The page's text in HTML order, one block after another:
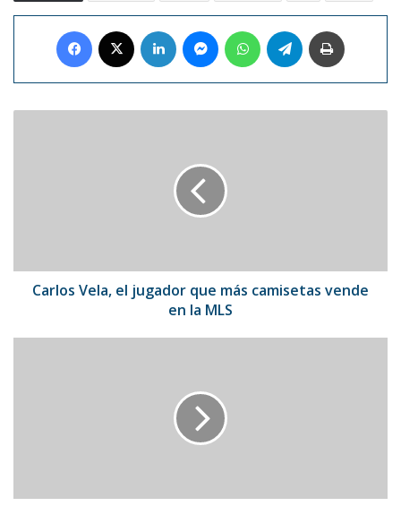
Facebook LinkedIn MessengerWhatsAppTelegram
en
Carlos Vela, el jugador que más camisetas vende
en la MLS
rama